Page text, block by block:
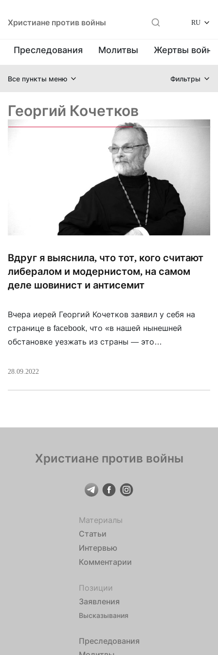
Христиане против войны RU
Преследования Молитвы Жертвы
Все пункты меню Фильтры
Георгий Кочетков
Вдруг я выяснила, что тот, кого считают
либералом и модернистом, на самом
деле шовинист и антисемит
Вчера иерей Георгий Кочетков заявил у себя на
странице в facebook, что «в нашей нынешней
обстановке уезжать из страны — это
о том, что многие мужчины, не желая быть
28.09.2022
Христиане против войны
Материалы
Статьи
Интервью
Комментарии
Позиции
Заявления
Высказывания
Преследования